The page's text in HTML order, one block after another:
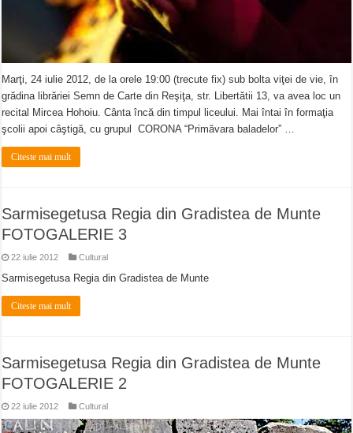
Marţi, 24 iulie 2012, de la orele 19:00 (trecute fix) sub bolta viţei de vie, în
grădina librăriei Semn de Carte din Reşiţa, str. Libertătii 13, va avea loc un
recital Mircea Hohoiu. Cânta încă din timpul liceului. Mai întai în formaţia
şcolii apoi câştigă, cu grupul CORONA “Primăvara baladelor” …
Citeste mai mult
Sarmisegetusa Regia din Gradistea de Munte
FOTOGALERIE 3
22 iulie 2012 Cultural
Sarmisegetusa Regia din Gradistea de Munte
Citeste mai mult
Sarmisegetusa Regia din Gradistea de Munte
FOTOGALERIE 2
22 iulie 2012 Cultural